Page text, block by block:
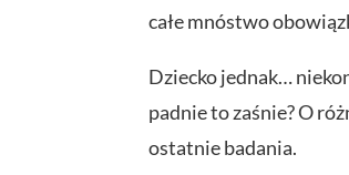
całe mnóstwo
Dziecko jednak…
padnie to zaśnie? O
ostatnie badania.